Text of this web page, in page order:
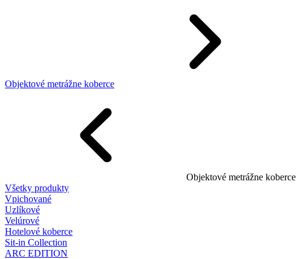
Objektové metrážne koberce
Objektové metrážne koberce
Všetky produkty
Vpichované
Uzlíkové
Velúrové
Hotelové koberce
Sit-in Collection
ARC EDITION